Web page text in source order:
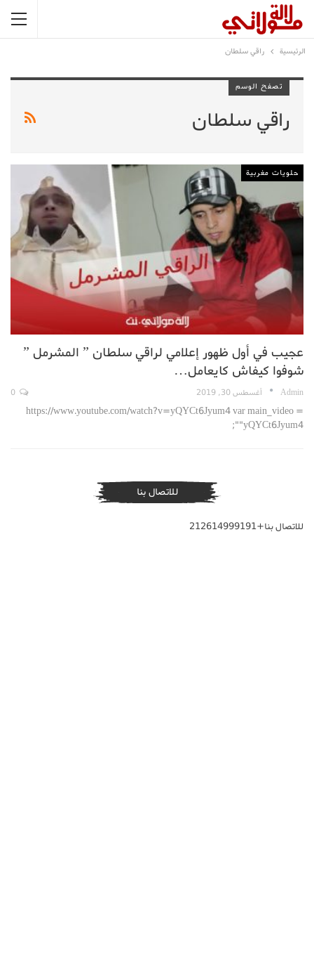
الرئيسية راقي سلطان
تصفح الوسم
راقي سلطان
حلويات مغربية
عجيب في أول ظهور إعلامي لراقي سلطان ” المشرمل ”
شوفوا كيفاش كايعامل…
Admin أغسطس 30, 2019
https://www.youtube.com/watch?v=yQYCt6Jyum4 var main_video =
"yQYCt6Jyum4";
للاتصال بنا
للاتصال بنا+212614999191